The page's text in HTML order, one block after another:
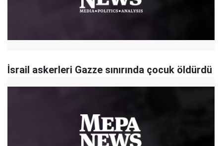
İsrail askerleri Gazze sınırında çocuk öldürdü